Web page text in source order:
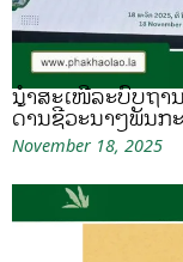
ນຳສະເໜີລະບົບຖາ
ດ້ານຊີວະນາໆພັນກ
November 18, 2025